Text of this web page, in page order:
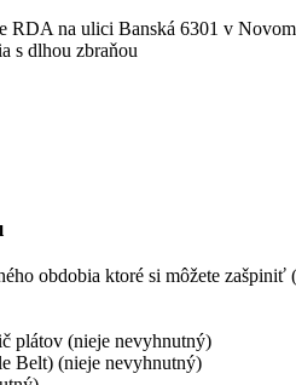
RDA na ulici Banská 6301 v
s dlhou zbraňou
obdobia ktoré si môžete zašpiniť
plátov (nieje nevyhnutný)
Belt) (nieje nevyhnutný)